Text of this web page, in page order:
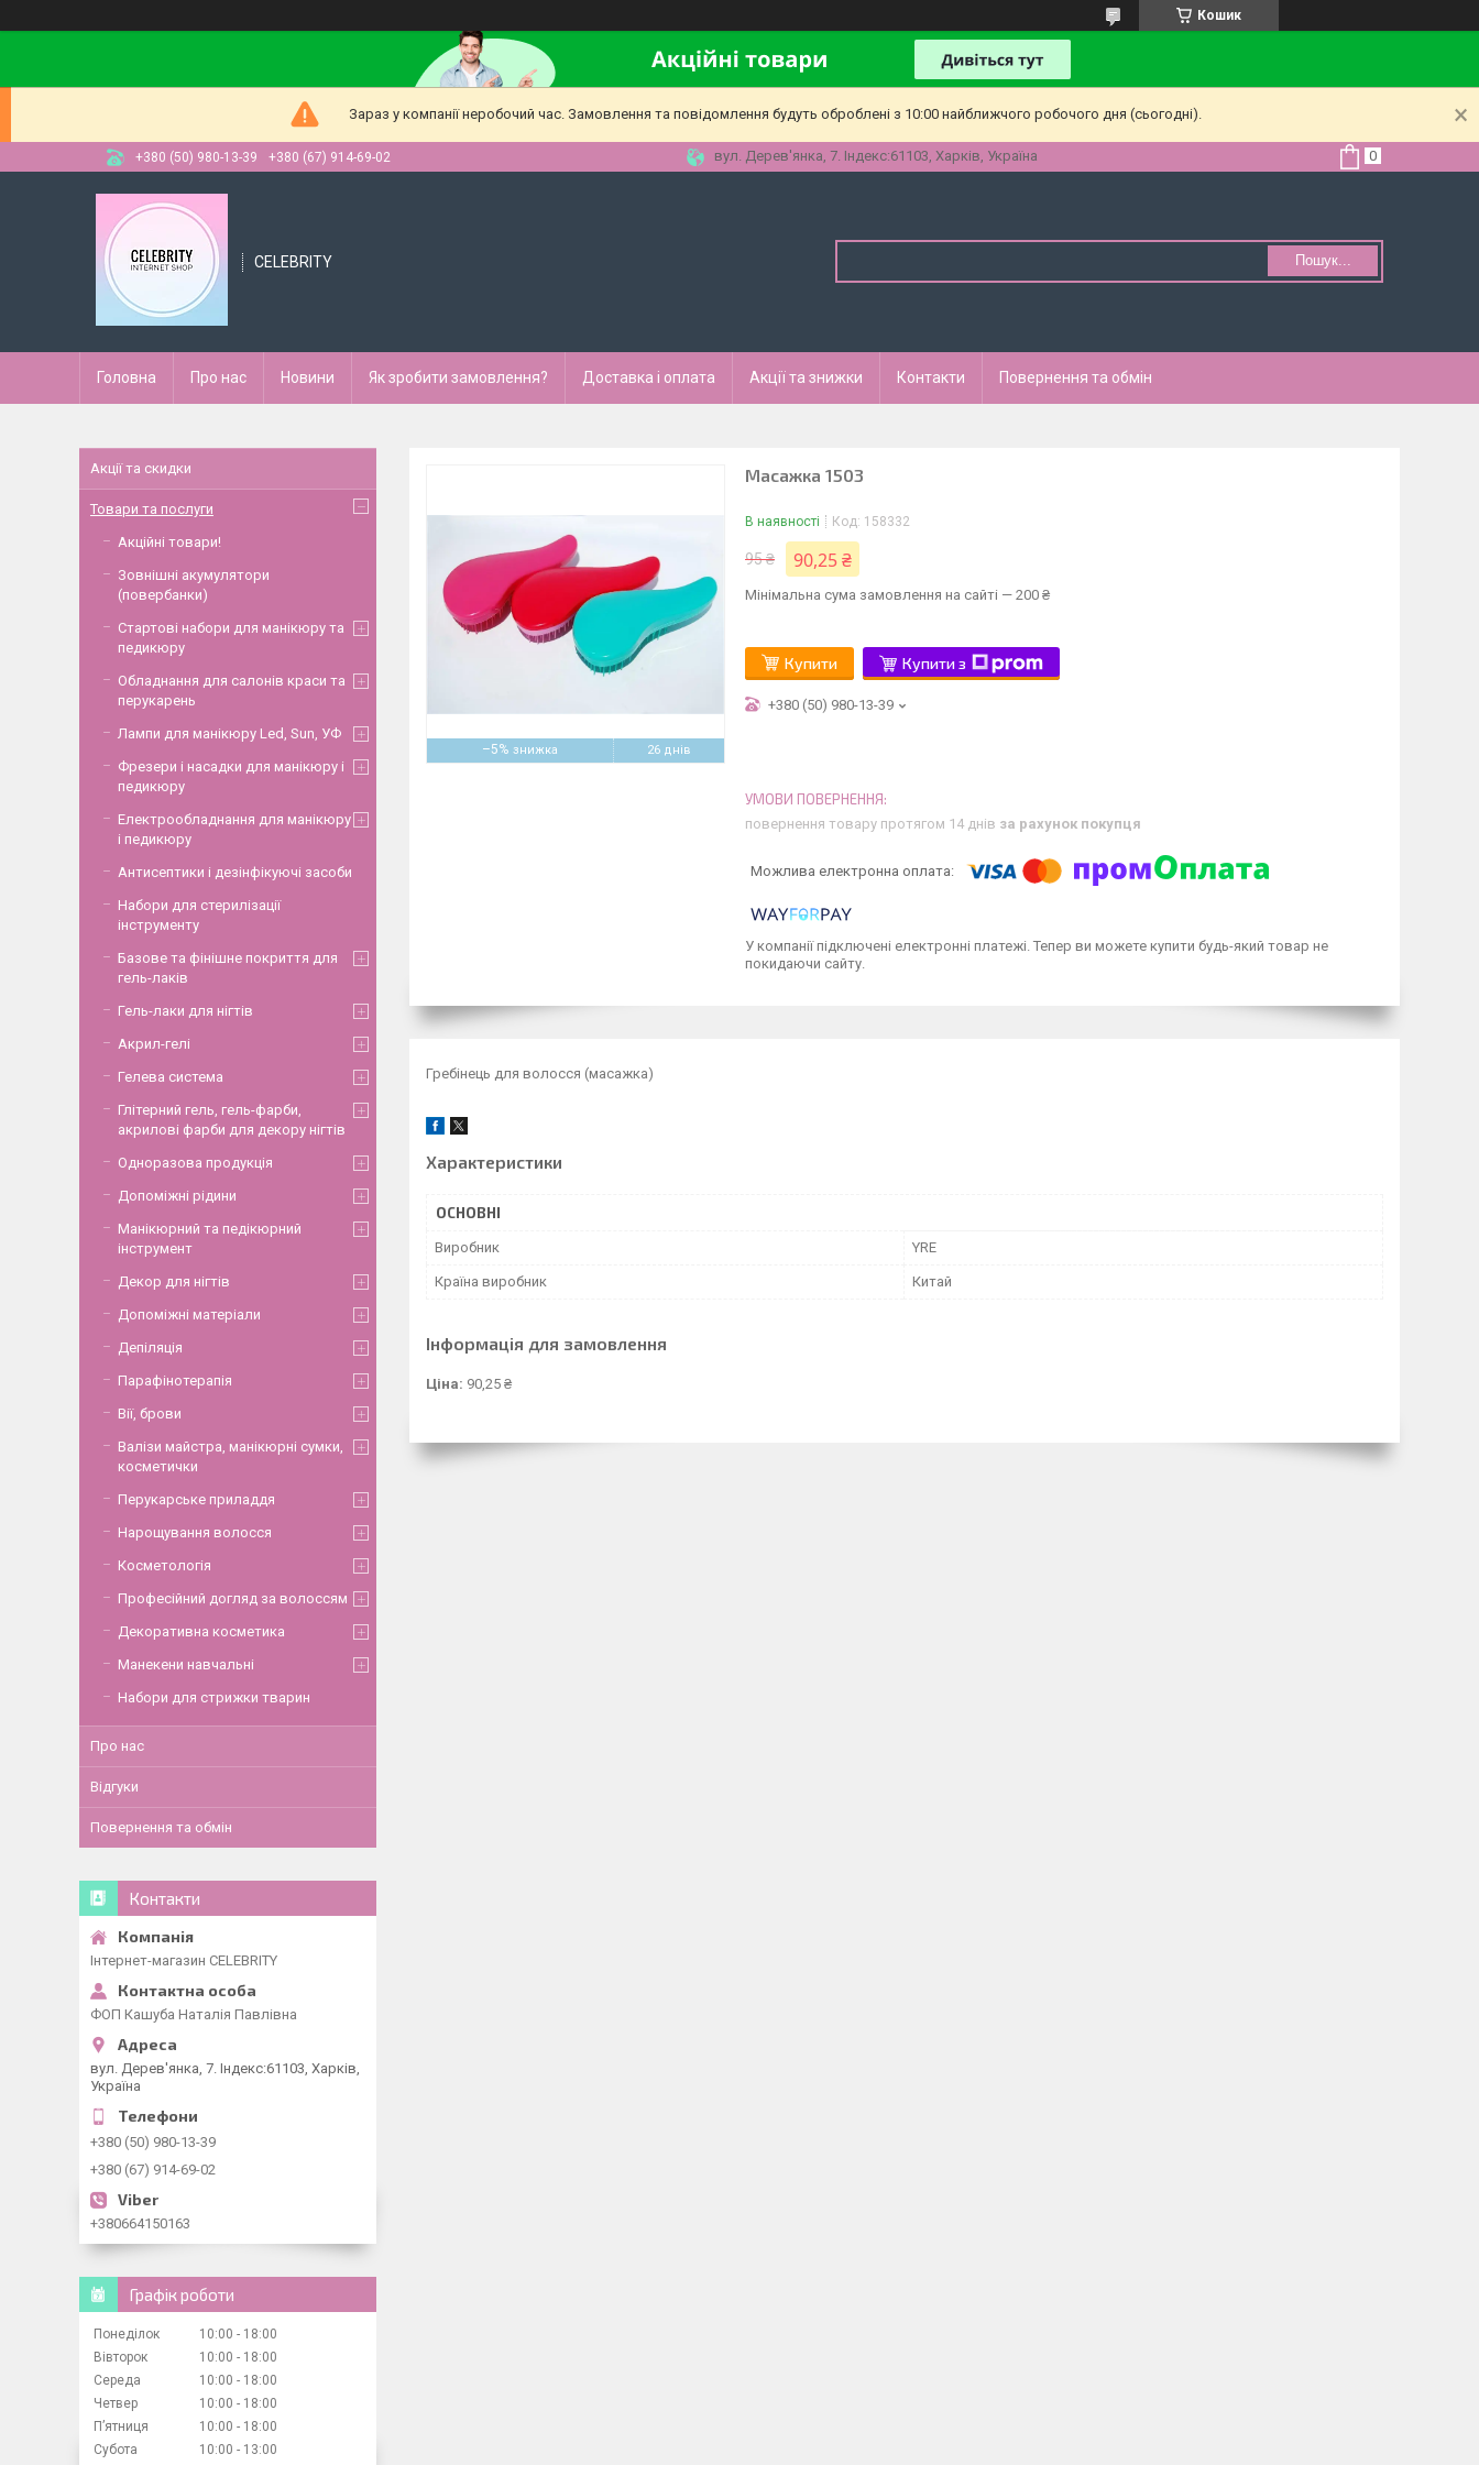
Кошик
Зараз у компанії неробочий час. Замовлення та повідомлення будуть оброблені з 10:00 найближчого робочого дня (сьогодні).
+380 (50) 980-13-39 +380 (67) 914-69-02 вул. Дерев'янка, 7. Індекс:61103, Харків, Україна
CELEBRITY Пошук...
Головна Про нас Новини Як зробити замовлення? Доставка і оплата Акції та знижки Контакти Повернення та обмін
–5% 26 днів
Масажка 1503
В наявності Код: 158332
95 ₴ 90,25 ₴
Мінімальна сума замовлення на сайті — 200 ₴
Купити Купити з
+380 (50) 980-13-39
повернення товару протягом 14 днів за рахунок покупця
У компанії підключені електронні платежі. Тепер ви можете купити будь-який товар не
покидаючи сайту.
Гребінець для волосся (масажка)
Характеристики
ОСНОВНІ
Виробник YRE
Країна виробник Китай
Інформація для замовлення
Ціна: 90,25 ₴
Акції та скидки
Товари та послуги
Акційні товари!
Зовнішні акумулятори
(повербанки)
Стартові набори для манікюру та
педикюру
Обладнання для салонів краси та
перукарень
Лампи для манікюру Led, Sun, УФ
Фрезери і насадки для манікюру і
педикюру
Електрообладнання для манікюру
і педикюру
Антисептики і дезінфікуючі засоби
Набори для стерилізації
інструменту
Базове та фінішне покриття для
гель-лаків
Гель-лаки для нігтів
Акрил-гелі
Гелева система
Глітерний гель, гель-фарби,
акрилові фарби для декору нігтів
Одноразова продукція
Допоміжні рідини
Манікюрний та педікюрний
інструмент
Декор для нігтів
Допоміжні матеріали
Депіляція
Парафінотерапія
Вії, брови
Валізи майстра, манікюрні сумки,
косметички
Перукарське приладдя
Нарощування волосся
Косметологія
Професійний догляд за волоссям
Декоративна косметика
Манекени навчальні
Набори для стрижки тварин
Про нас
Відгуки
Повернення та обмін
Контакти
Інтернет-магазин CELEBRITY
ФОП Кашуба Наталія Павлівна
вул. Дерев'янка, 7. Індекс:61103, Харків,
Україна
+380 (50) 980-13-39
+380 (67) 914-69-02
+380664150163
Графік роботи
Понеділок 10:00
18:00
Вівторок
10:00
18:00
Середа
10:00
18:00
Четвер
10:00
18:00
Пʼятниця
10:00
18:00
Субота
10:00 13:00